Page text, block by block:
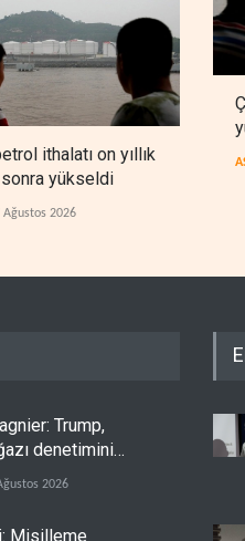
ithalatı on yıllık
yükseldi
Ağustos 2026
Trump,
denetimini
ve Umman'a
2026
Misilleme